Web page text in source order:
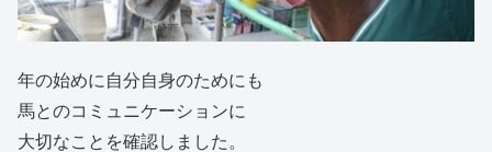
年の始めに自分自身のためにも
馬とのコミュニケーションに
大切なことを確認しました。